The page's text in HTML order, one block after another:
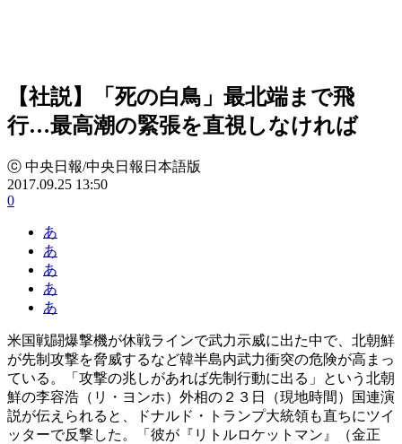
【社説】「死の白鳥」最北端まで飛
行…最高潮の緊張を直視しなければ
ⓒ 中央日報/中央日報日本語版
2017.09.25 13:50
0
あ
あ
あ
あ
あ
米国戦闘爆撃機が休戦ラインで武力示威に出た中で、北朝鮮
が先制攻撃を脅威するなど韓半島内武力衝突の危険が高まっ
ている。「攻撃の兆しがあれば先制行動に出る」という北朝
鮮の李容浩（リ・ヨンホ）外相の２３日（現地時間）国連演
説が伝えられると、ドナルド・トランプ大統領も直ちにツイ
ッターで反撃した。「彼が『リトルロケットマン』（金正